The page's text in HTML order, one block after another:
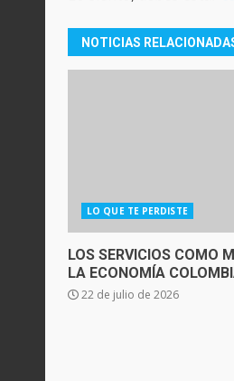
NOTICIAS
LO QUE TE PERDISTE
LOS SERVICIOS COMO
LA ECONOMÍA
22 de julio de 2026